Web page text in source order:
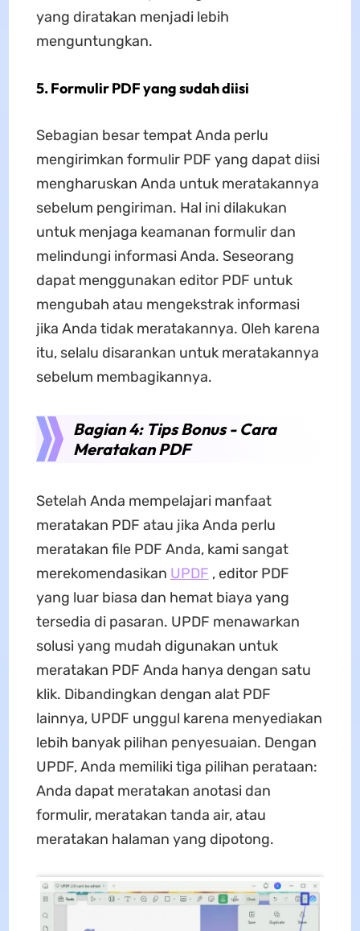
yang diratakan menjadi lebih
menguntungkan.
5. Formulir PDF yang sudah diisi
Sebagian besar tempat Anda perlu
mengirimkan formulir PDF yang dapat diisi
mengharuskan Anda untuk meratakannya
sebelum pengiriman. Hal ini dilakukan
untuk menjaga keamanan formulir dan
melindungi informasi Anda. Seseorang
dapat menggunakan editor PDF untuk
mengubah atau mengekstrak informasi
jika Anda tidak meratakannya. Oleh karena
itu, selalu disarankan untuk meratakannya
sebelum membagikannya.
Bagian 4: Tips Bonus - Cara
Meratakan PDF
Setelah Anda mempelajari manfaat
meratakan PDF atau jika Anda perlu
meratakan file PDF Anda, kami sangat
merekomendasikan UPDF , editor PDF
yang luar biasa dan hemat biaya yang
tersedia di pasaran. UPDF menawarkan
solusi yang mudah digunakan untuk
meratakan PDF Anda hanya dengan satu
klik. Dibandingkan dengan alat PDF
lainnya, UPDF unggul karena menyediakan
lebih banyak pilihan penyesuaian. Dengan
UPDF, Anda memiliki tiga pilihan perataan:
Anda dapat meratakan anotasi dan
formulir, meratakan tanda air, atau
meratakan halaman yang dipotong.